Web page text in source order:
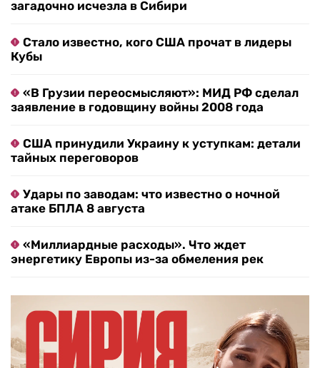
загадочно исчезла в Сибири
Стало известно, кого США прочат в лидеры
Кубы
«В Грузии переосмысляют»: МИД РФ сделал
заявление в годовщину войны 2008 года
США принудили Украину к уступкам: детали
тайных переговоров
Удары по заводам: что известно о ночной
атаке БПЛА 8 августа
«Миллиардные расходы». Что ждет
энергетику Европы из-за обмеления рек